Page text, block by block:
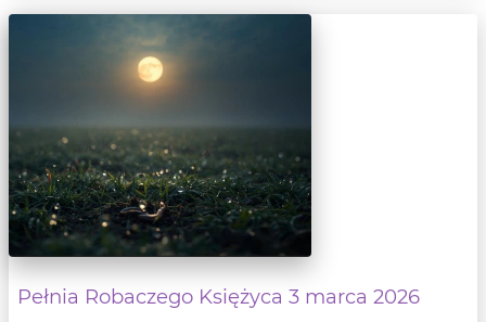
Pełnia Robaczego Księżyca 3 marca 2026